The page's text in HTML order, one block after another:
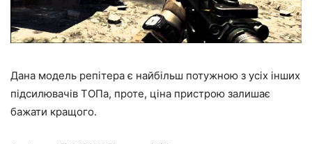
Дана модель репітера є найбільш потужною з усіх інших
підсилювачів ТОПа, проте, ціна пристрою залишає
бажати кращого.